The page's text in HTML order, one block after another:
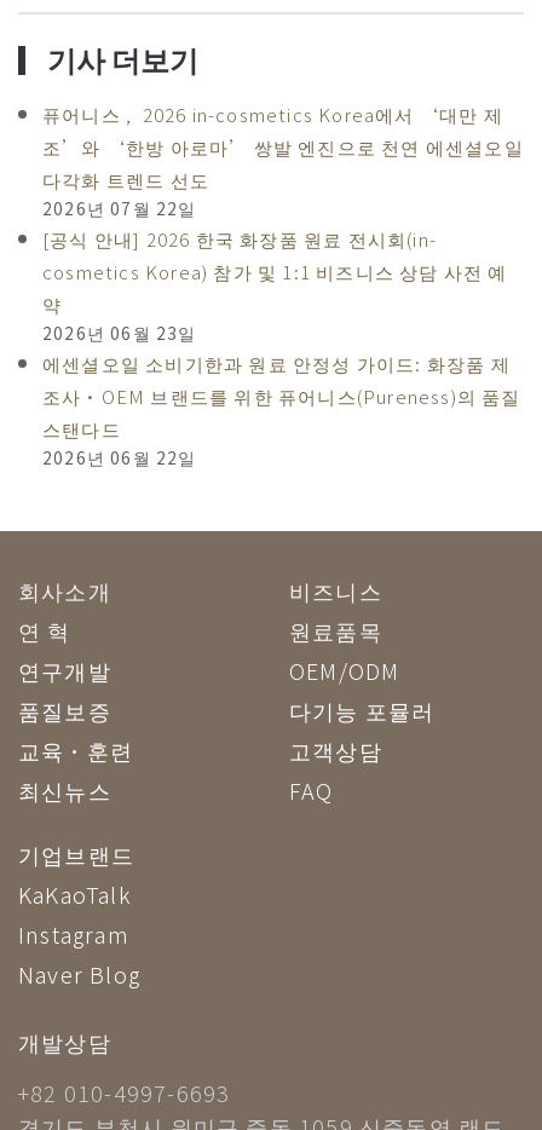
▎ 기사 더보기
퓨어니스 , 2026 in-cosmetics Korea에서 ‘대만 제
조’와 ‘한방 아로마’ 쌍발 엔진으로 천연 에센셜오일
다각화 트렌드 선도
2026년 07월 22일
[공식 안내] 2026 한국 화장품 원료 전시회(in-
cosmetics Korea) 참가 및 1:1 비즈니스 상담 사전 예
약
2026년 06월 23일
에센셜오일 소비기한과 원료 안정성 가이드: 화장품 제
조사·OEM 브랜드를 위한 퓨어니스(Pureness)의 품질
스탠다드
2026년 06월 22일
회사소개
연 혁
연구개발
품질보증
교육·훈련
최신뉴스
비즈니스
원료품목
OEM/ODM
다기능 포뮬러
고객상담
FAQ
기업브랜드
KaKaoTalk
Instagram
Naver Blog
개발상담
+82 010-4997-6693